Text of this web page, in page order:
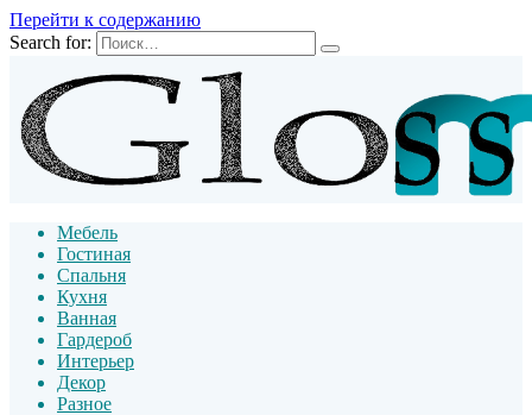
Перейти к содержанию
Search for:
Мебель
Гостиная
Спальня
Кухня
Ванная
Гардероб
Интерьер
Декор
Разное